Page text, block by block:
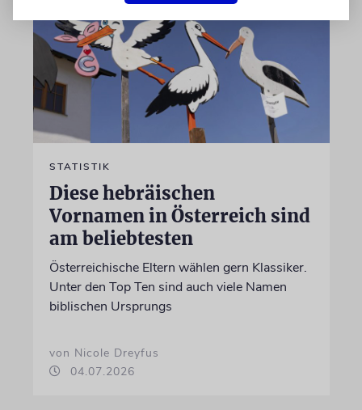
STATISTIK
Diese hebräischen
Vornamen in Österreich sind
am beliebtesten
Österreichische Eltern wählen gern Klassiker.
Unter den Top Ten sind auch viele Namen
biblischen Ursprungs
von Nicole Dreyfus
04.07.2026